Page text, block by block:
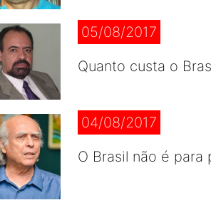
05/08/2017
Quanto custa o
04/08/2017
O Brasil não é para